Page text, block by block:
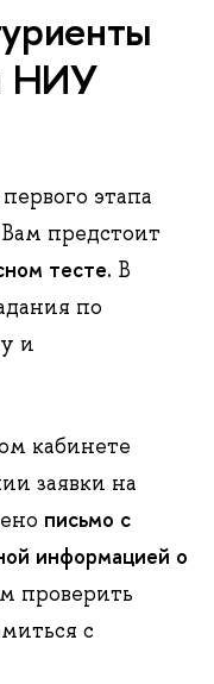
НИУ
этапа
предстоит
тесте. В
по
и
кабинете
заявки на
письмо с
информацией о
проверить
с